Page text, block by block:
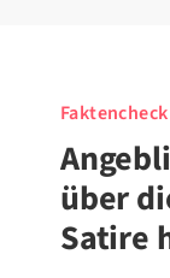
Faktencheck
über
Satire